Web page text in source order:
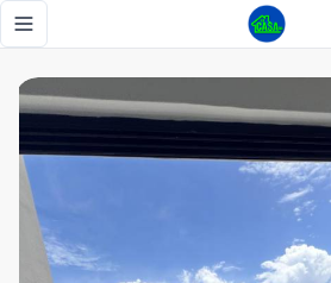
Toggle navigation menu
Apartamento en venta Paseo 27 - Tu